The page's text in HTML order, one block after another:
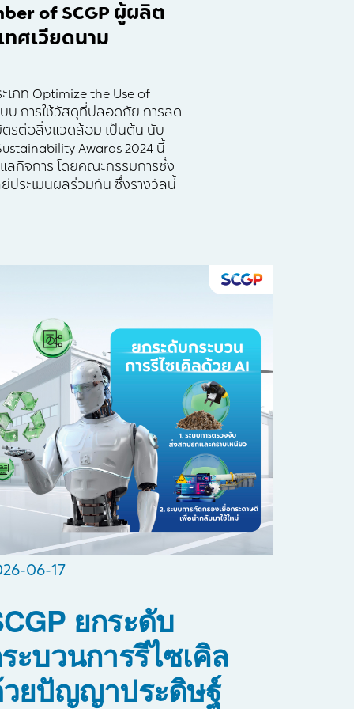
of SCGP ผู้ผลิต
ศเวียดนาม
เภท Optimize the Use of
บบ การใช้วัสดุที่ปลอดภัย การลด
ตรต่อสิ่งแวดล้อม เป็นต้น นับ
Awards 2024 นี้
กิจการ โดยคณะกรรมการซึ่ง
ประเมินผลร่วมกัน ซึ่งรางวัลนี้
06-17
ยกระดับ
ะบวนการรีไซเคิล
ยปัญญาประดิษฐ์